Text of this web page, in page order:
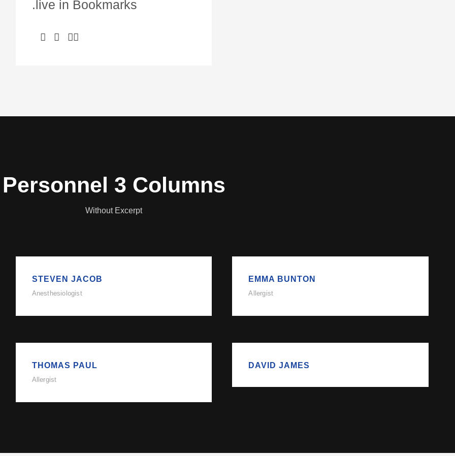
live in Bookmarks.
Personnel 3 Columns
Without Excerpt
STEVEN JACOB
Anesthesiologist
EMMA BUNTON
Allergist
THOMAS PAUL
Allergist
DAVID JAMES